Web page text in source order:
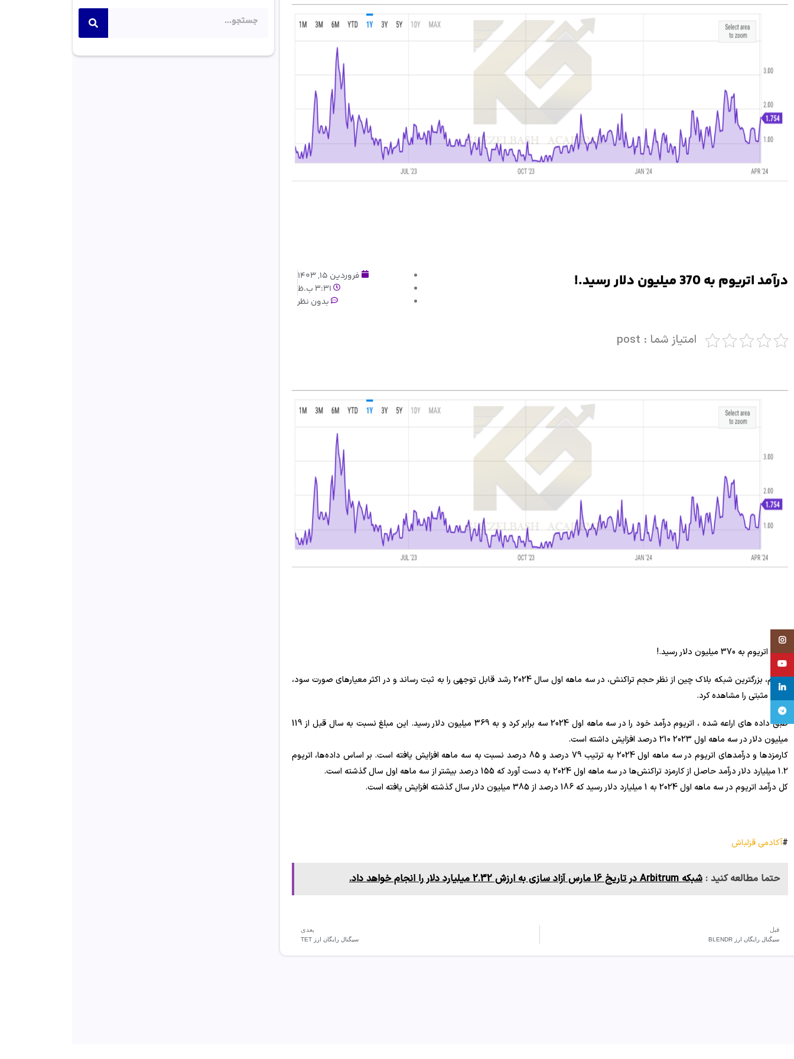
درآمد اتریوم به 370 میلیون دلار رسید.!
فروردین 15, 1403
3:31 ب.ظ
بدون نظر
امتیاز شما : post
درآمد اتریوم به 370 میلیون دلار رسید.!
اتریوم، بزرگترین شبکه بلاک چین از نظر حجم تراکنش، در سه ماهه اول سال 2024 رشد قابل توجهی را به ثبت رساند و در اکثر معیارهای صورت سود،
علائم مثبتی را مشاهده کرد.
طبق داده های اراعه شده ، اتریوم درآمد خود را در سه ماهه اول 2024 سه برابر کرد و به 369 میلیون دلار رسید. این مبلغ نسبت به سال قبل از 119
میلیون دلار در سه ماهه اول 2023 210 درصد افزایش داشته است.
کارمزدها و درآمدهای اتریوم در سه ماهه اول 2024 به ترتیب 79 درصد و 85 درصد نسبت به سه ماهه افزایش یافته است. بر اساس داده‌ها، اتریوم
1.2 میلیارد دلار درآمد حاصل از کارمزد تراکنش‌ها در سه ماهه اول 2024 به دست آورد که 155 درصد بیشتر از سه ماهه اول سال گذشته است.
کل درآمد اتریوم در سه ماهه اول 2024 به 1 میلیارد دلار رسید که 186 درصد از 385 میلیون دلار سال گذشته افزایش یافته است.
#آکادمی قزلباش
حتما مطالعه کنید : شبکه Arbitrum در تاریخ 16 مارس آزاد سازی به ارزش 2.32 میلیارد دلار را انجام خواهد داد.
قبل
سیگنال رایگان ارز BLENDR
بعدی
سیگنال رایگان ارز TET
linkedin